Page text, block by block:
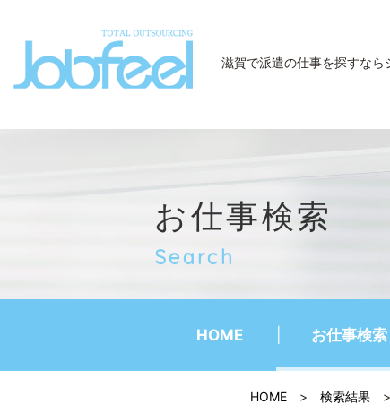
滋賀で派遣の仕事を探すなら
お仕事検索
Search
HOME お仕事検索
HOME > 検索結果 >